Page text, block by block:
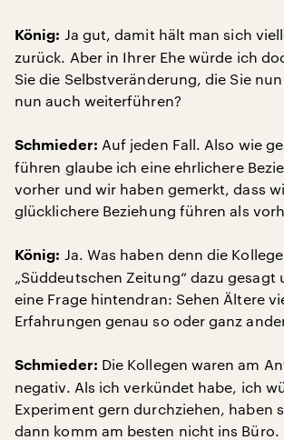
König: Ja gut, damit hält man sich
zurück. Aber in Ihrer Ehe würde ich
Sie die Selbstveränderung, die Sie
nun auch weiterführen?
Schmieder: Auf jeden Fall. Also wie
führen glaube ich eine ehrlichere
vorher und wir haben gemerkt, dass
glücklichere Beziehung führen als
König: Ja. Was haben denn die
„Süddeutschen Zeitung“ dazu gesagt
eine Frage hintendran: Sehen Ältere
Erfahrungen genau so oder ganz
Schmieder: Die Kollegen waren am
negativ. Als ich verkündet habe, ich
Experiment gern durchziehen, haben
dann komm am besten nicht ins Büro.